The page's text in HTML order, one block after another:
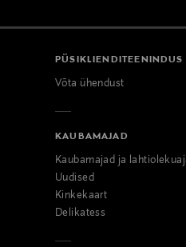
PÜSIKLIENDITEENINDUS
Võta ühendust
KAUBAMAJAD
Kaubamajad ja
Uudised
Kinkekaart
Delikatess